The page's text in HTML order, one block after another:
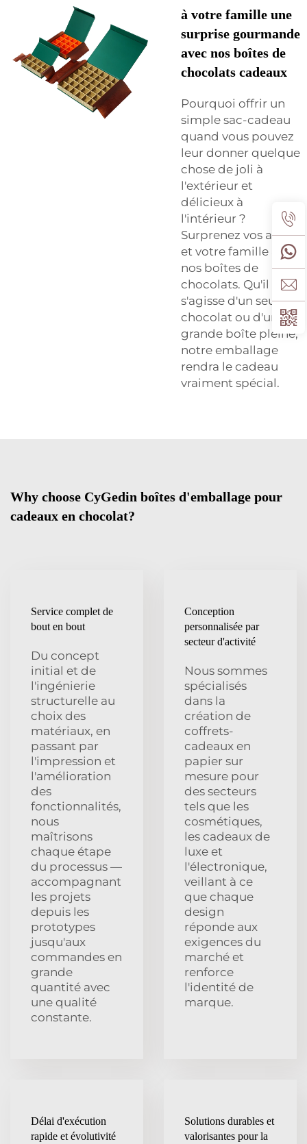
à votre famille une
surprise gourmande
avec nos boîtes de
chocolats cadeaux
Pourquoi offrir un
simple sac-cadeau
quand vous pouvez
leur donner quelque
chose de joli à
l'extérieur et
délicieux à
l'intérieur ?
Surprenez vos amis
et votre famille avec
nos boîtes de
chocolats. Qu'il
s'agisse d'un seul
chocolat ou d'une
grande boîte pleine,
notre emballage
rendra le cadeau
vraiment spécial.
Why choose CyGedin boîtes d'emballage pour
cadeaux en chocolat?
Service complet de
bout en bout
Du concept
initial et de
l'ingénierie
structurelle au
choix des
matériaux, en
passant par
l'impression et
l'amélioration
des
fonctionnalités,
nous
maîtrisons
chaque étape
du processus —
accompagnant
les projets
depuis les
prototypes
jusqu'aux
commandes en
grande
quantité avec
une qualité
constante.
Conception
personnalisée par
secteur d'activité
Nous sommes
spécialisés
dans la
création de
coffrets-
cadeaux en
papier sur
mesure pour
des secteurs
tels que les
cosmétiques,
les cadeaux de
luxe et
l'électronique,
veillant à ce
que chaque
design
réponde aux
exigences du
marché et
renforce
l'identité de
marque.
Délai d'exécution
rapide et évolutivité
Solutions durables et
valorisantes pour la